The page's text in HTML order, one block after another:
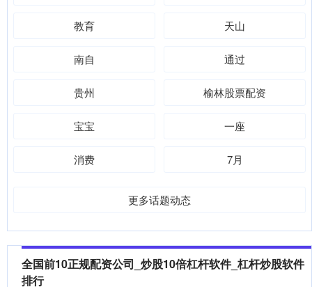
教育 天山
南自 通过
贵州 榆林股票配资
宝宝 一座
消费 7月
更多话题动态
全国前10正规配资公司_炒股10倍杠杆软件_杠杆炒股软件
排行